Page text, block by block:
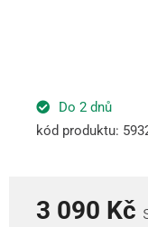
Do 2 dnů
kód produktu:
3 090 Kč